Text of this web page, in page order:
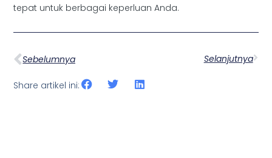
tepat untuk berbagai keperluan Anda.
Sebelumnya Selanjutnya
Share artikel ini: